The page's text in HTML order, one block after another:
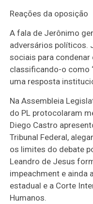
Reações da oposição
A fala de Jerônimo
adversários políticos.
sociais para
classificando-o como
uma resposta
Na Assembleia
do PL protocolaram
Diego Castro
Tribunal Federal,
os limites do debate
Leandro de Jesus
impeachment e ainda
estadual e a Corte
Humanos.